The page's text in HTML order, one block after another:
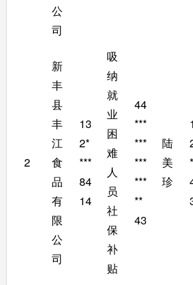
公
司
2
新
丰
县
丰
江
食
品
有
限
公
司
13
2*
***
84
14
吸
纳
就
业
困
难
人
员
社
保
补
贴
44
***
***
***
***
**
43
陆
美
珍